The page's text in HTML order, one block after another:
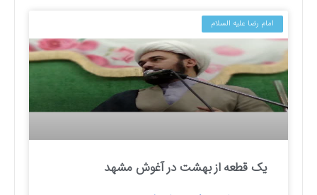
امام رضا علیه السلام
یک قطعه از بهشت در آغوش مشهد